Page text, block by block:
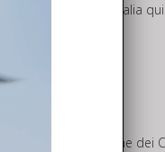
qualità, già in Italia
seri ! ! !
a noi la sostituzione dei